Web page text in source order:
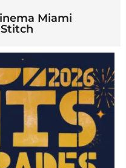
Miami